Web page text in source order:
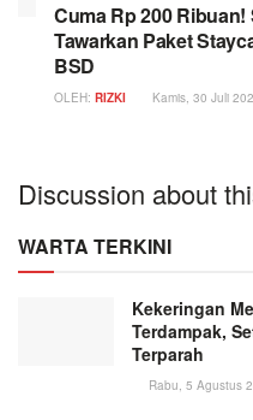
Cuma Rp 200
Tawarkan Paket
BSD
OLEH: RIZKI Kamis, 30 Juli
Discussion about
WARTA TERKINI
Kekeringan
Terdampak,
Terparah
Rabu, 5 Agustus